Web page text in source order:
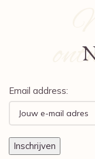
Email address: